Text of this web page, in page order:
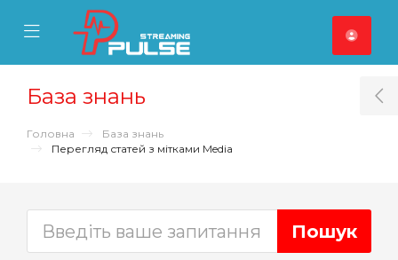
Mobile Menu
Mobile Menu
База знань
Головна
База знань
Перегляд статей з мітками Media